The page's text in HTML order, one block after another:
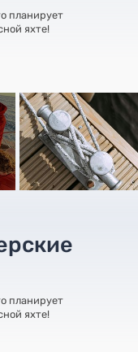
планирует
яхте!
планирует
яхте!